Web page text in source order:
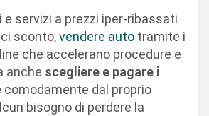
servizi a prezzi iper-ribassati
sconto,vendere auto tramite i
che accelerano procedure e
anche scegliere e pagare i
comodamente dal proprio
bisogno di perdere la